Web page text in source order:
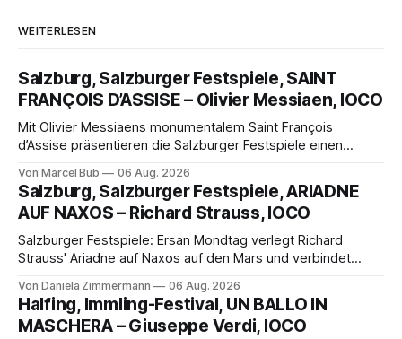
WEITERLESEN
Salzburg, Salzburger Festspiele, SAINT
FRANÇOIS D’ASSISE – Olivier Messiaen, IOCO
Mit Olivier Messiaens monumentalem Saint François
d’Assise präsentieren die Salzburger Festspiele einen
eine bildgewaltige Inszenierung, Maxime Pascal entfaltet
die komplexe Partitur eindrucksvoll, Philippe Sly berührt als
Franziskus.
Von Marcel Bub 06 Aug. 2026
Salzburg, Salzburger Festspiele, ARIADNE
AUF NAXOS – Richard Strauss, IOCO
Salzburger Festspiele: Ersan Mondtag verlegt Richard
Strauss' Ariadne auf Naxos auf den Mars und verbindet
Aufführung mit starken Solisten und den Wiener
Philharmonikern, szenisch bleibt der zweite Akt jedoch
hinter den Erwartungen zurück.
Von Daniela Zimmermann 06 Aug. 2026
Halfing, Immling-Festival, UN BALLO IN
MASCHERA – Giuseppe Verdi, IOCO